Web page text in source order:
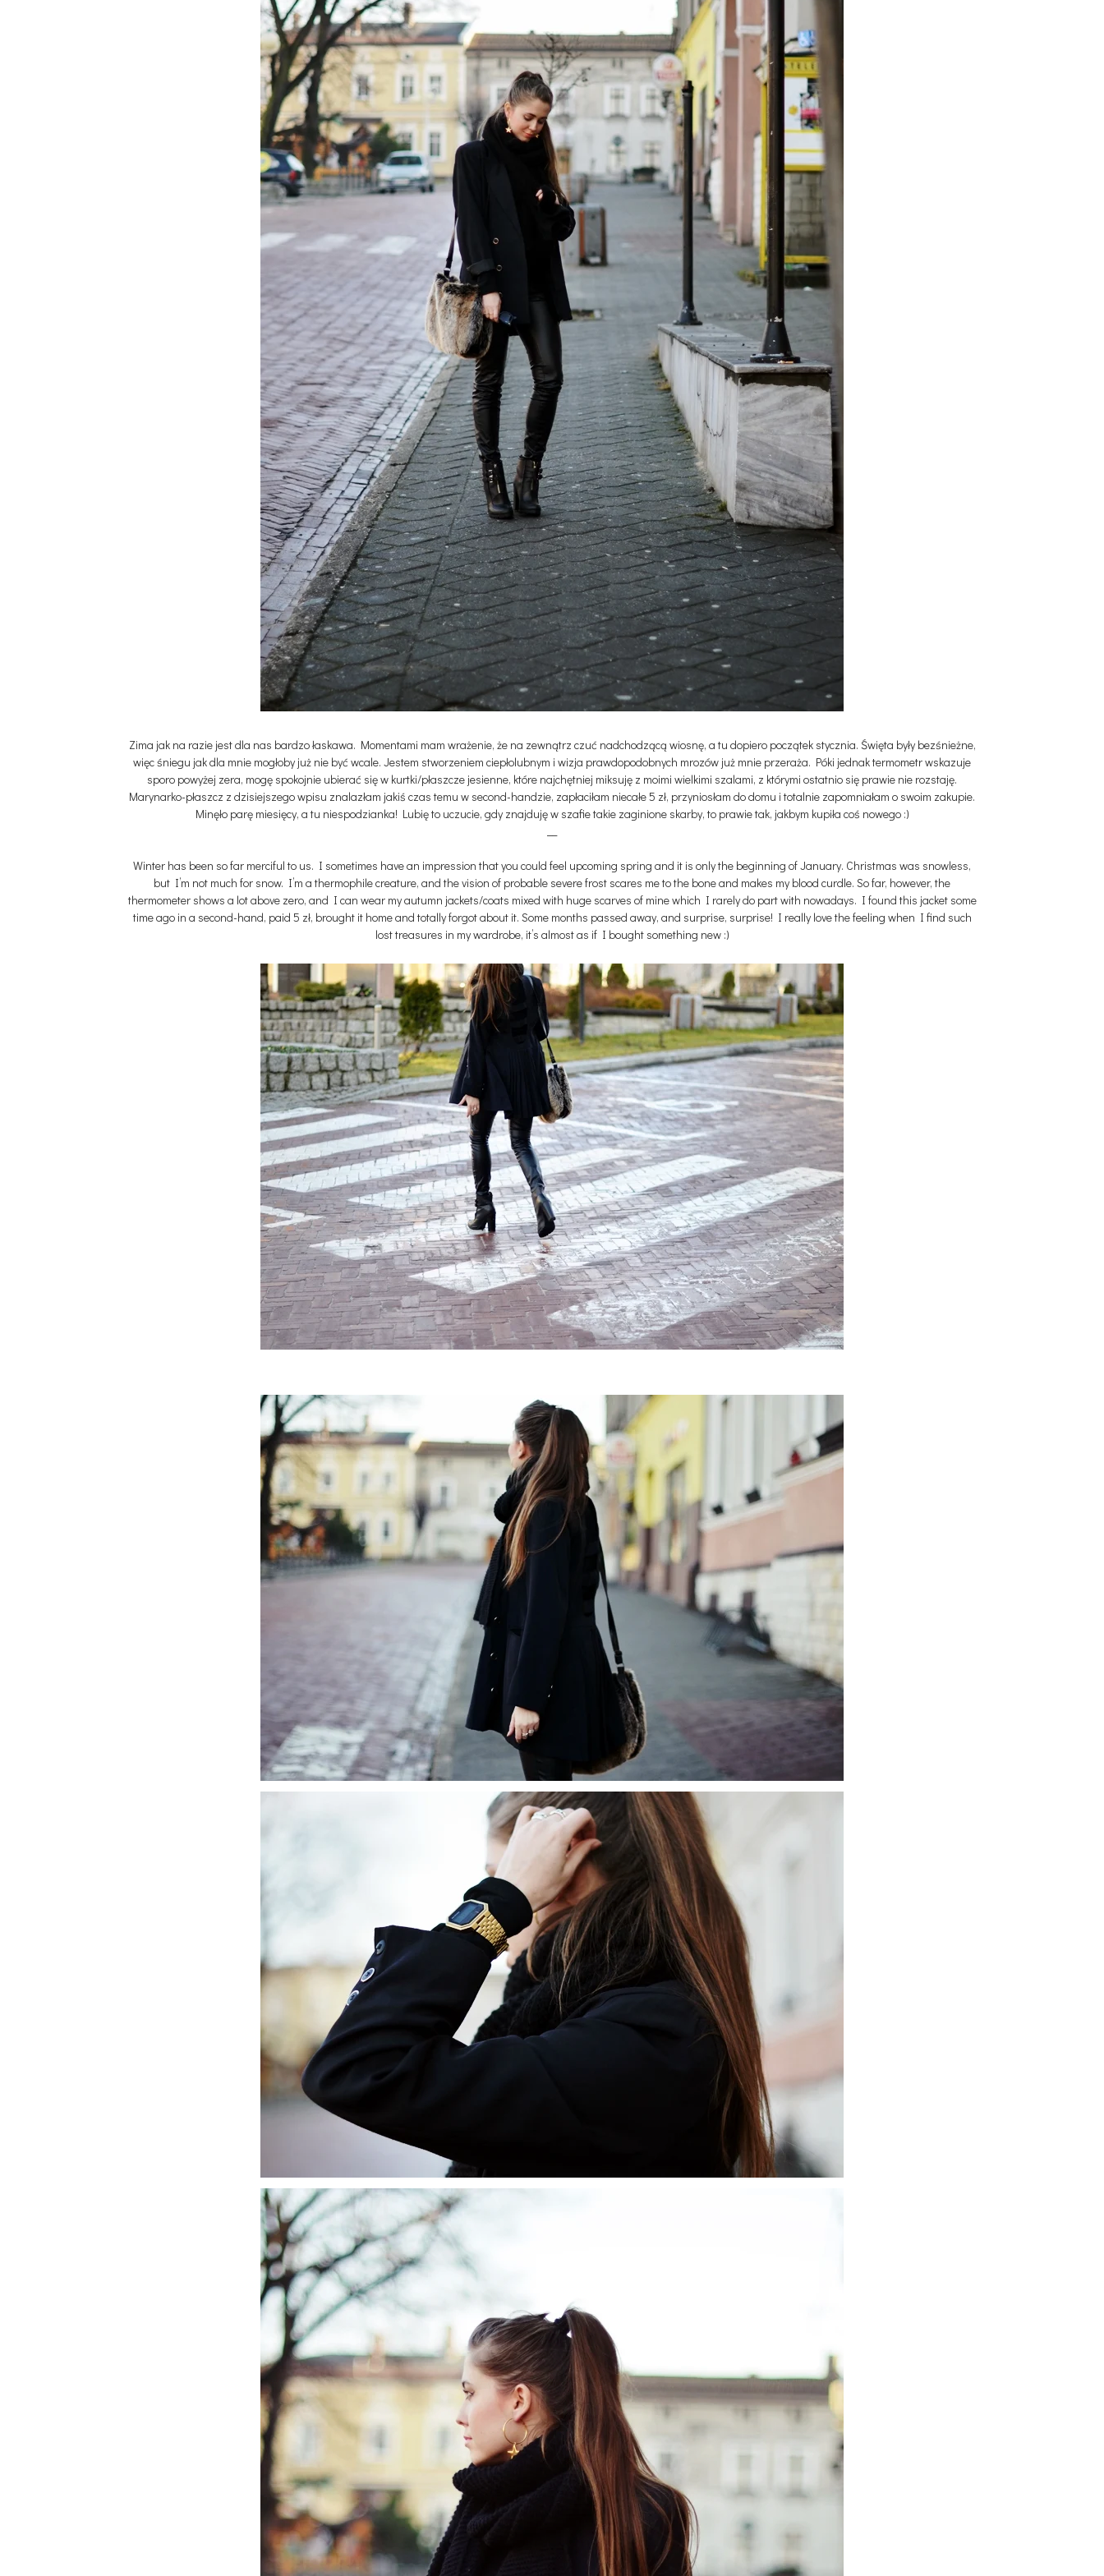
Zima jak na razie jest dla nas bardzo łaskawa. Momentami mam wrażenie, że na zewnątrz czuć nadchodzącą wiosnę, a tu dopiero początek stycznia. Święta były bezśnieżne,
więc śniegu jak dla mnie mogłoby już nie być wcale. Jestem stworzeniem ciepłolubnym i wizja prawdopodobnych mrozów już mnie przeraża. Póki jednak termometr wskazuje
sporo powyżej zera, mogę spokojnie ubierać się w kurtki/płaszcze jesienne, które najchętniej miksuję z moimi wielkimi szalami, z którymi ostatnio się prawie nie rozstaję.
Marynarko-płaszcz z dzisiejszego wpisu znalazłam jakiś czas temu w second-handzie, zapłaciłam niecałe 5 zł, przyniosłam do domu i totalnie zapomniałam o swoim zakupie.
Minęło parę miesięcy, a tu niespodzianka! Lubię to uczucie, gdy znajduję w szafie takie zaginione skarby, to prawie tak, jakbym kupiła coś nowego :)
Winter has been so far merciful to us. I sometimes have an impression that you could feel upcoming spring and it is only the beginning of January. Christmas was snowless,
but I’m not much for snow. I’m a thermophile creature, and the vision of probable severe frost scares me to the bone and makes my blood curdle. So far, however, the
thermometer shows a lot above zero, and I can wear my autumn jackets/coats mixed with huge scarves of mine which I rarely do part with nowadays. I found this jacket some
time ago in a second-hand, paid 5 zł, brought it home and totally forgot about it. Some months passed away, and surprise, surprise! I really love the feeling when I find such
lost treasures in my wardrobe, it’s almost as if I bought something new :)